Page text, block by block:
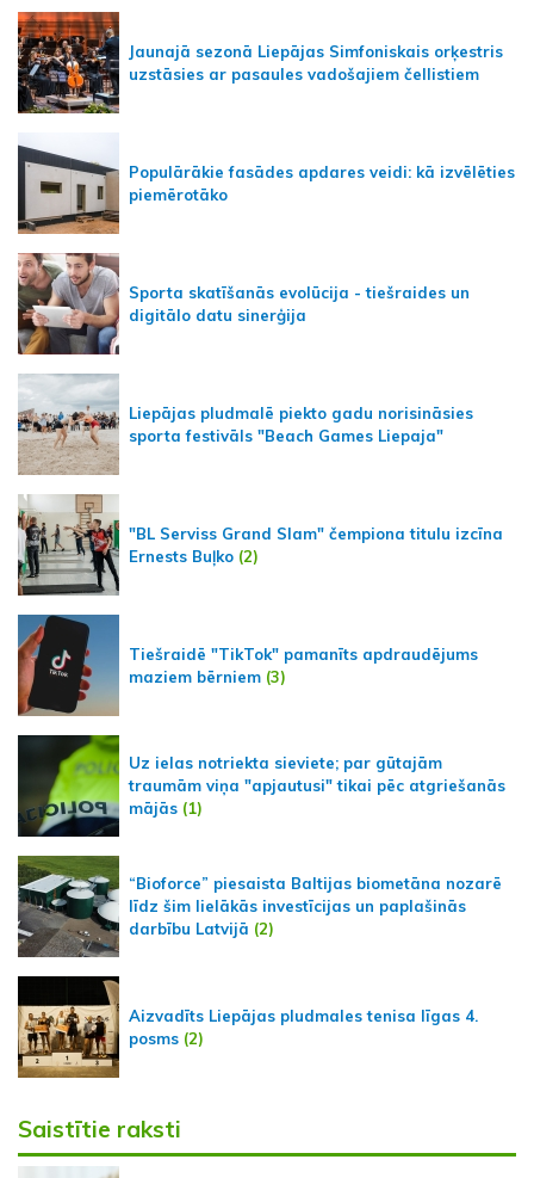
Jaunajā sezonā Liepājas Simfoniskais orķestris
uzstāsies ar pasaules vadošajiem čellistiem
Populārākie fasādes apdares veidi: kā izvēlēties
piemērotāko
Sporta skatīšanās evolūcija - tiešraides un
digitālo datu sinerģija
Liepājas pludmalē piekto gadu norisināsies
sporta festivāls "Beach Games Liepaja"
"BL Serviss Grand Slam" čempiona titulu izcīna
Ernests Buļko (2)
Tiešraidē "TikTok" pamanīts apdraudējums
maziem bērniem (3)
Uz ielas notriekta sieviete; par gūtajām
traumām viņa "apjautusi" tikai pēc atgriešanās
mājās (1)
“Bioforce” piesaista Baltijas biometāna nozarē
līdz šim lielākās investīcijas un paplašinās
darbību Latvijā (2)
Aizvadīts Liepājas pludmales tenisa līgas 4.
posms (2)
Saistītie raksti